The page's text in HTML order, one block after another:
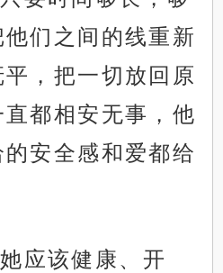
们之间的线重新
，把一切放回原
都相安无事，他
安全感和爱都给
应该健康、开